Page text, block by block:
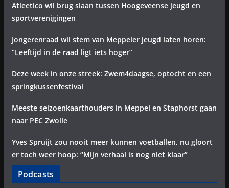
Atleetico wil brug slaan tussen Hoogeveense jeugd en
sportverenigingen
Jongerenraad wil stem van Meppeler jeugd laten horen:
“Leeftijd in de raad ligt iets hoger”
Deze week in onze streek: Zwem4daagse, optocht en een
springkussenfestival
Meeste seizoenkaarthouders in Meppel en Staphorst gaan
naar PEC Zwolle
Yves Spruijt zou nooit meer kunnen voetballen, nu gloort
er toch weer hoop: “Mijn verhaal is nog niet klaar”
Podcasts